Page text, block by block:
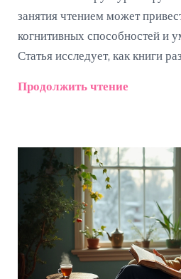
занятия чтением может
когнитивных способностей и
Статья исследует, как книги
советы, чтобы сделать чтение
Продолжить чтение